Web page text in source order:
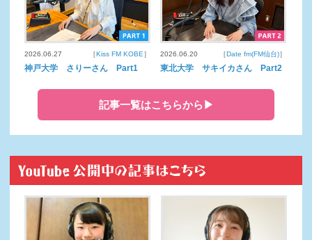
2026.06.27 ［Kiss FM KOBE］
神戸大学 さりーさん Part1
2026.06.20 ［Date fm(FM仙台)］
東北大学 サキイカさん Part2
記事一覧はこちらから▶